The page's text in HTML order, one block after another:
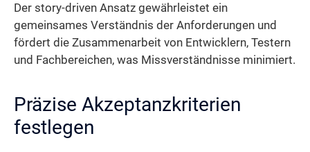
Der story-driven Ansatz gewährleistet ein
gemeinsames Verständnis der Anforderungen und
fördert die Zusammenarbeit von Entwicklern, Testern
und Fachbereichen, was Missverständnisse minimiert.
Präzise Akzeptanzkriterien
festlegen